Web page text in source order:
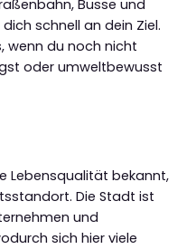
Busse und
schnell an dein Ziel.
wenn du noch nicht
oder umweltbewusst
Lebensqualität bekannt,
Die Stadt ist
und
sich hier viele